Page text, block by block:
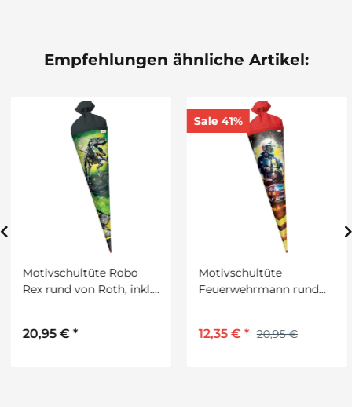
Empfehlungen ähnliche Artikel:
Motivschultüte Robo
Rex rund von Roth, inkl.
20,95 €*
Sale 41%
Motivschultüte
Feuerwehrmann rund
GRATIS
12,35 €* 20,95 €